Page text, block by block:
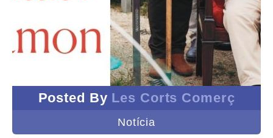
Posted By Les Corts Comerç
Notícia